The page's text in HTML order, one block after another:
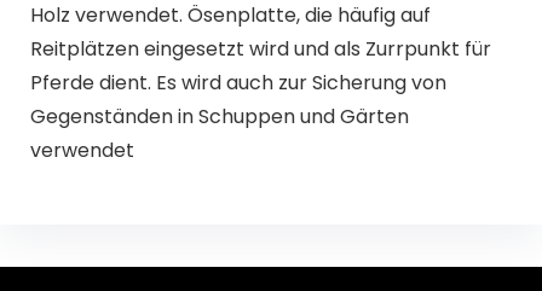
Holz verwendet. Ösenplatte, die häufig auf
Reitplätzen eingesetzt wird und als Zurrpunkt für
Pferde dient. Es wird auch zur Sicherung von
Gegenständen in Schuppen und Gärten
verwendet